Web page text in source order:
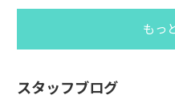
もっ
スタッフブログ